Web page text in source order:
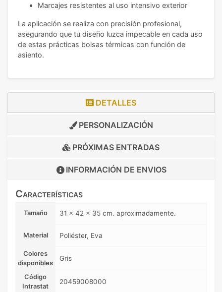
Marcajes resistentes al uso intensivo exterior
La aplicación se realiza con precisión profesional,
asegurando que tu diseño luzca impecable en cada uso
de estas prácticas bolsas térmicas con función de
asiento.
DETALLES
PERSONALIZACIÓN
PRÓXIMAS ENTRADAS
INFORMACIÓN DE ENVIOS
Características
Tamaño 31 x 42 x 35 cm. aproximadamente.
Material Poliéster, Eva
Colores
disponibles
Gris
Código
Intrastat
20459008000